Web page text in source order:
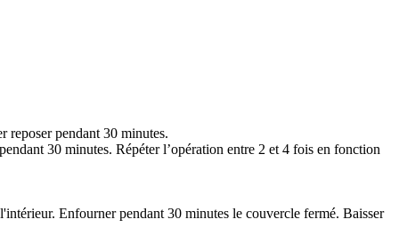
reposer pendant 30 minutes.
30 minutes. Répéter l’opération entre 2 et 4 fois en fonction
Enfourner pendant 30 minutes le couvercle fermé. Baisser